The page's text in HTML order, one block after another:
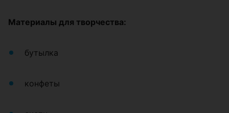
Материалы для творчества:
бутылка
конфеты